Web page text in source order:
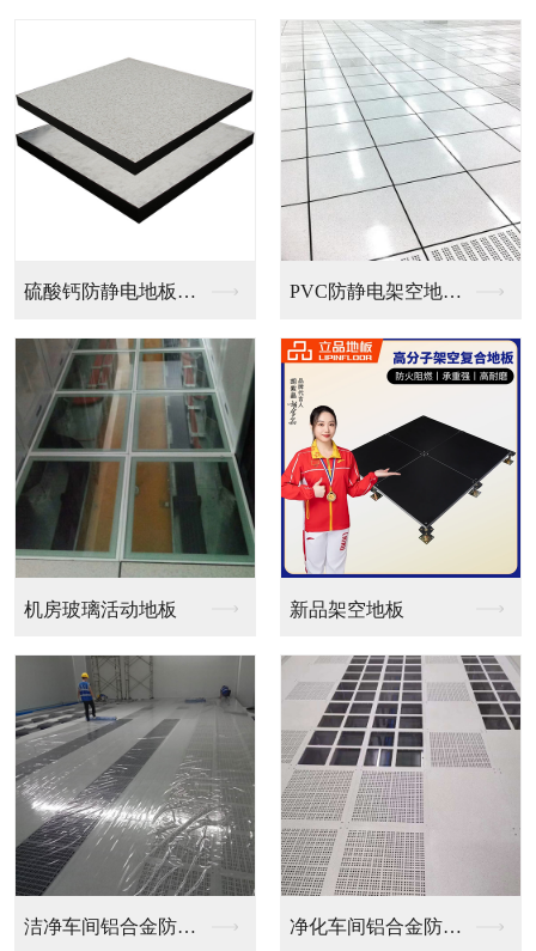
PVC防静电架空地板...
新品架空地板
净化车间铝合金防静电...
全钢无边防静电地板
全铝防静电地板